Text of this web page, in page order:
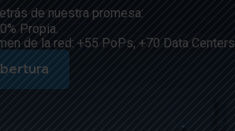
de nuestra promesa:
Propia.
de la red: +55 PoPs, +70 Data Centers